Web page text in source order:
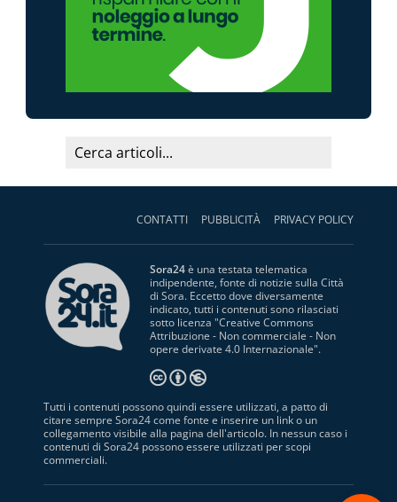
CONTATTI PUBBLICITÀ PRIVACY POLICY
Sora24è una testata telematica
indipendente, fonte di notizie sulla Città
di Sora. Eccetto dove diversamente
indicato, tutti i contenuti sono rilasciati
sotto licenza "Creative Commons
Attribuzione - Non commerciale - Non
opere derivate 4.0 Internazionale".
Tutti i contenuti possono quindi essere utilizzati, a patto di
citare sempre Sora24 come fonte e inserire un link o un
collegamento visibile alla pagina dell'articolo. In nessun caso i
contenuti di Sora24 possono essere utilizzati per scopi
commerciali.